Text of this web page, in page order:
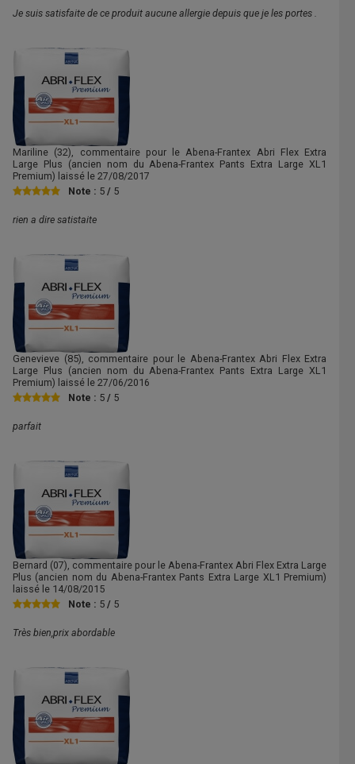
Je suis satisfaite de ce produit aucune allergie depuis que je les portes .
Mariline (32), commentaire pour le Abena-Frantex Abri Flex Extra
Large Plus (ancien nom du Abena-Frantex Pants Extra Large XL1
Premium) laissé le 27/08/2017
Note : 5 / 5
rien a dire satistaite
Genevieve (85), commentaire pour le Abena-Frantex Abri Flex Extra
Large Plus (ancien nom du Abena-Frantex Pants Extra Large XL1
Premium) laissé le 27/06/2016
Note : 5 / 5
parfait
Bernard (07), commentaire pour le Abena-Frantex Abri Flex Extra Large
Plus (ancien nom du Abena-Frantex Pants Extra Large XL1 Premium)
laissé le 14/08/2015
Note : 5 / 5
Très bien,prix abordable